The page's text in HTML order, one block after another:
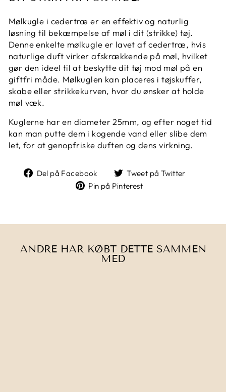
Mølkugle i cedertræ er en effektiv og naturlig
løsning til bekæmpelse af møl i dit (strikke) tøj.
Denne enkelte mølkugle er lavet af cedertræ, hvis
naturlige duft virker afskrækkende på møl, hvilket
gør den ideel til at beskytte dit tøj mod møl på en
giftfri måde. Mølkuglen kan placeres i tøjskuffer,
skabe eller strikkekurven, hvor du ønsker at holde
møl væk.
Kuglerne har en diameter 25mm, og efter noget tid
kan man putte dem i kogende vand eller slibe dem
let, for at genopfriske duften og dens virkning.
Del på Facebook
Del
på
Tweet på Twitter
Pin på Pinterest
ANDRE HAR KØBT DETTE SAMMEN
MED